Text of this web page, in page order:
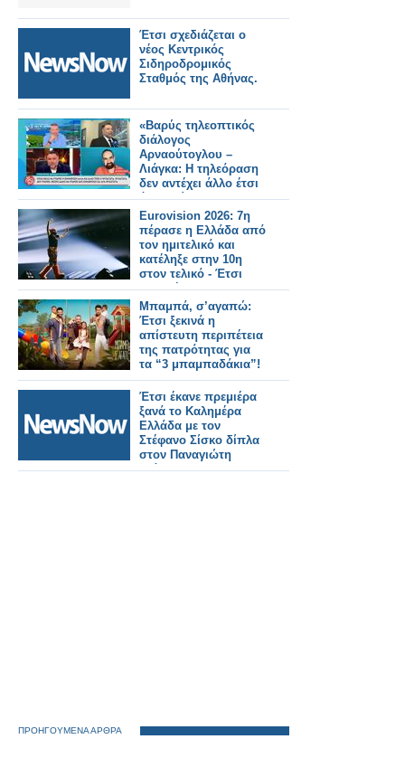
Έτσι σχεδιάζεται ο
νέος Κεντρικός
Σιδηροδρομικός
Σταθμός της Αθήνας.
«Βαρύς τηλεοπτικός
διάλογος
Αρναούτογλου –
Λιάγκα: Η τηλεόραση
δεν αντέχει άλλο έτσι
όπως είναι
Eurovision 2026: 7η
πέρασε η Ελλάδα από
τον ημιτελικό και
κατέληξε στην 10η
στον τελικό - Έτσι
μας ψήφισαν
Μπαμπά, σ’αγαπώ:
Έτσι ξεκινά η
απίστευτη περιπέτεια
της πατρότητας για
τα “3 μπαμπαδάκια”!
Έτσι έκανε πρεμιέρα
ξανά το Καλημέρα
Ελλάδα με τον
Στέφανο Σίσκο δίπλα
στον Παναγιώτη
Στάθη
ΠΡΟΗΓΟΥΜΕΝΑ ΑΡΘΡΑ